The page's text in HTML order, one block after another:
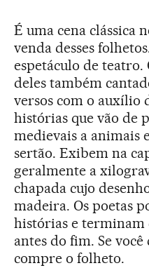
É uma cena clássica
venda desses
espetáculo de teatro.
deles também
versos com o auxílio
histórias que vão de
medievais a animais
sertão. Exibem na
geralmente a
chapada cujo
madeira. Os poetas
histórias e terminam
antes do fim. Se
compre o folheto.